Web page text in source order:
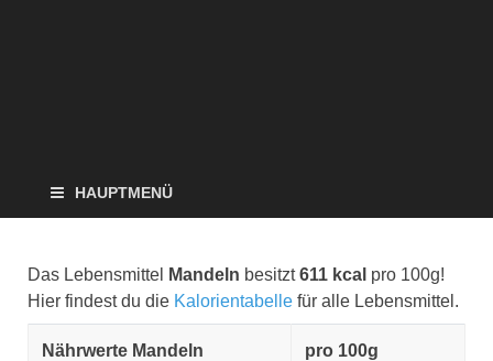
HAUPTMENÜ
Das Lebensmittel Mandeln besitzt611 kcal pro 100g!
Hier findest du die Kalorientabelle für alle Lebensmittel.
Nährwerte Mandeln pro 100g